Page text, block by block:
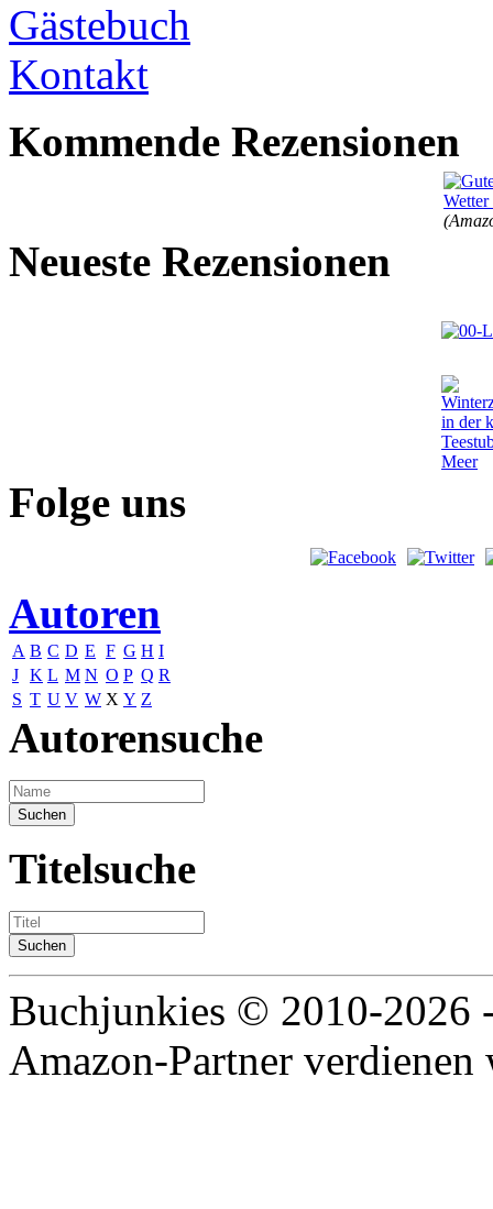
Gästebuch
Kontakt
Kommende Rezensionen
Neueste Rezensionen
Folge uns
Autoren
A B C D E F G H I
J K L M N O P Q R
S T U V W X Y Z
Autorensuche
Titelsuche
Buchjunkies © 2010-2026
Amazon-Partner